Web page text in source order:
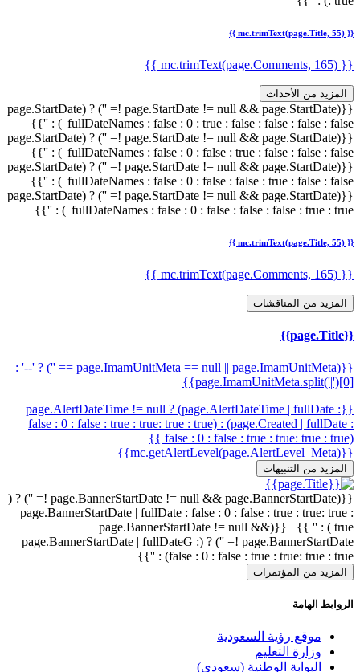
{{ mc.trimText(page.Title, 55) }}
{{ mc.trimText(page.Comments, 165) }}
المزيد من الأحداث
{{(page.StartDate != null && page.StartDate != '') ? (page.StartDate
| fullDateNames : false : 0 : true : false : false : false : false) : ''}}
{{(page.StartDate != null && page.StartDate != '') ? (page.StartDate
| fullDateNames : false : 0 : false : true : false : false : false) : ''}}
{{(page.StartDate != null && page.StartDate != '') ? (page.StartDate
| fullDateNames : false : 0 : false : false : true : false : false) : ''}}
{{(page.StartDate != null && page.StartDate != '') ? (page.StartDate
| fullDateNames : false : 0 : false : false : false : true : true) : ''}}
{{ mc.trimText(page.Title, 55) }}
{{ mc.trimText(page.Comments, 165) }}
المزيد من المناقشات
{{page.Title}}
{{(page.ImamUnitMeta == null || page.ImamUnitMeta == '') ? '--' :
page.ImamUnitMeta.split('|')[0]}}
{{page.AlertDateTime != null ? (page.AlertDateTime | fullDate :
false : 0 : false : true : true: true : true) : (page.Created | fullDate :
false : 0 : false : true : true: true : true) }}
{{mc.getAlertLevel(page.AlertLevel_Meta)}}
المزيد من التنبيهات
{{(page.BannerStartDate != null && page.BannerStartDate != '') ? (
page.BannerStartDate | fullDate : false : 0 : false : true : true: true :
true ) : '' }} {{(page.BannerStartDate != null &&
page.BannerStartDate != '') ? (page.BannerStartDate | fullDateG :
false : 0 : false : true : true: true : true) : ''}}
المزيد من المؤتمرات
الروابط الهامة
موقع رؤية السعودية
وزارة التعليم
البوابة الوطنية (سعودي)